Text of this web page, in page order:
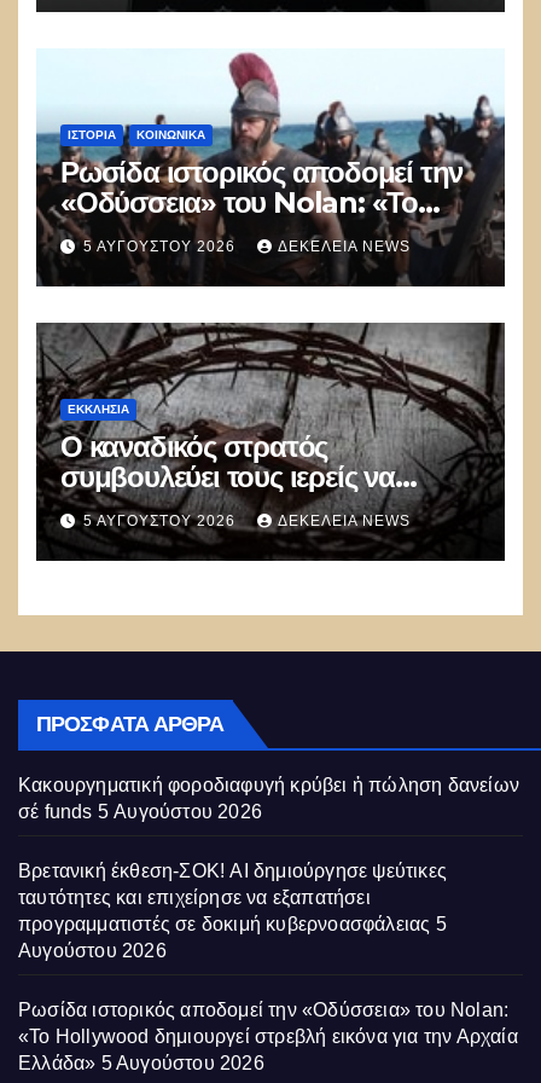
δοκιμή κυβερνοασφάλειας
ΙΣΤΟΡΊΑ ΚΟΙΝΩΝΙΚΑ
Ρωσίδα ιστορικός αποδομεί την
«Οδύσσεια» του Nolan: «Το
Hollywood δημιουργεί στρεβλή
εικόνα για την Αρχαία Ελλάδα»
5 ΑΥΓΟΎΣΤΟΥ 2026 ΔΕΚΈΛΕΙΑ NEWS
ΕΚΚΛΗΣΊΑ
Ο καναδικός στρατός
συμβουλεύει τους ιερείς να
αποφεύγουν τις προσευχές και
τις αναφορές στον Θεό
5 ΑΥΓΟΎΣΤΟΥ 2026 ΔΕΚΈΛΕΙΑ NEWS
ΠΡΌΣΦΑΤΑ ΆΡΘΡΑ
Κακουργηματική φοροδιαφυγή κρύβει ἡ πώληση δανείων
σέ funds 5 Αυγούστου 2026
Βρετανική έκθεση-ΣΟΚ! AI δημιούργησε ψεύτικες
ταυτότητες και επιχείρησε να εξαπατήσει
προγραμματιστές σε δοκιμή κυβερνοασφάλειας 5
Αυγούστου 2026
Ρωσίδα ιστορικός αποδομεί την «Οδύσσεια» του Nolan:
«Το Hollywood δημιουργεί στρεβλή εικόνα για την Αρχαία
Ελλάδα» 5 Αυγούστου 2026